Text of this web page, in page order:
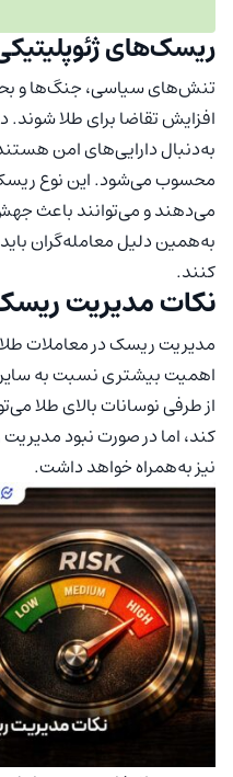
ریسک‌های
تنش‌های سیاسی، جنگ‌ها و
افزایش تقاضا برای طلا
به‌دنبال دارایی‌های امن
محسوب می‌شود. این نوع
می‌دهند و می‌توانند باعث
به‌همین دلیل معامله‌گران باید
کنند.
نکات مدیریت
مدیریت ریسک در معاملات طلا
اهمیت بیشتری نسبت به سایر
از طرفی نوسانات بالای طلا
کند، اما در صورت نبود
نیز به‌همراه خواهد داشت.